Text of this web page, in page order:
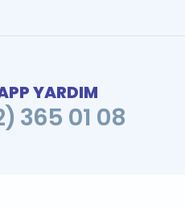
YARDIM
365 01 08